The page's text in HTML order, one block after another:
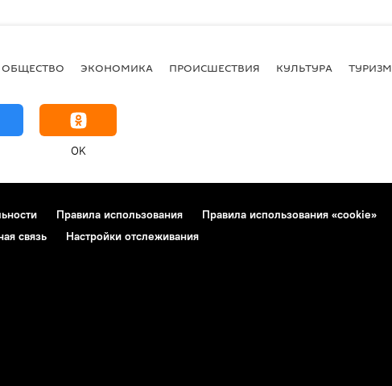
ОБЩЕСТВО ЭКОНОМИКА ПРОИСШЕСТВИЯ КУЛЬТУРА ТУРИЗМ
OK
Правила использования
Правила использования «cookie»
связь Настройки отслеживания